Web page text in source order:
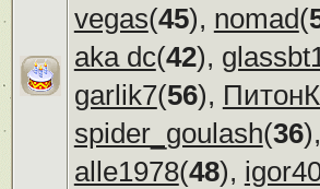
vegas(45), nomad(
aka dc(42),
garlik7(56),
spider_goulash(36),
alle1978(48),